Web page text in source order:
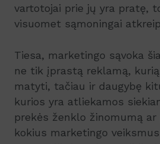
vartotojai prie jų yra pratę,
visuomet sąmoningai
Tiesa, marketingo sąvoka
ne tik įprastą reklamą,
matyti, tačiau ir daugybę
kurios yra atliekamos
prekės ženklo žinomumą ar
kokius marketingo